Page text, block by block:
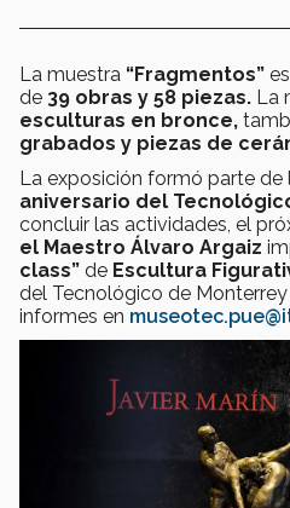
La muestra “Fragmentos”
de 39 obras y 58 piezas. La
esculturas en bronce,
grabados y piezas de
La exposición formó parte de
aniversario del
concluir las actividades, el
el Maestro Álvaro Argaiz
class” de Escultura
del Tecnológico de
informes en